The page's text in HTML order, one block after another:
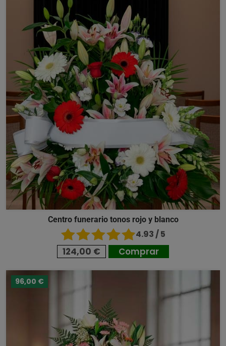
Centro funerario tonos rojo y blanco
4.93 / 5
124,00 € Comprar
96,00 €